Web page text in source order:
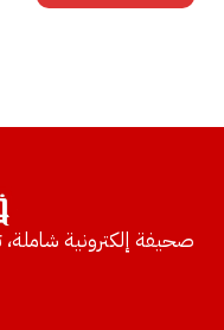
صحيفة إلكترونية شاملة،